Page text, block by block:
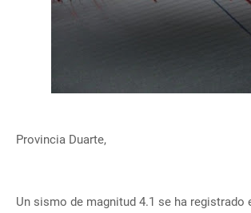
Provincia Duarte,
Un sismo de magnitud 4.1 se ha registrado